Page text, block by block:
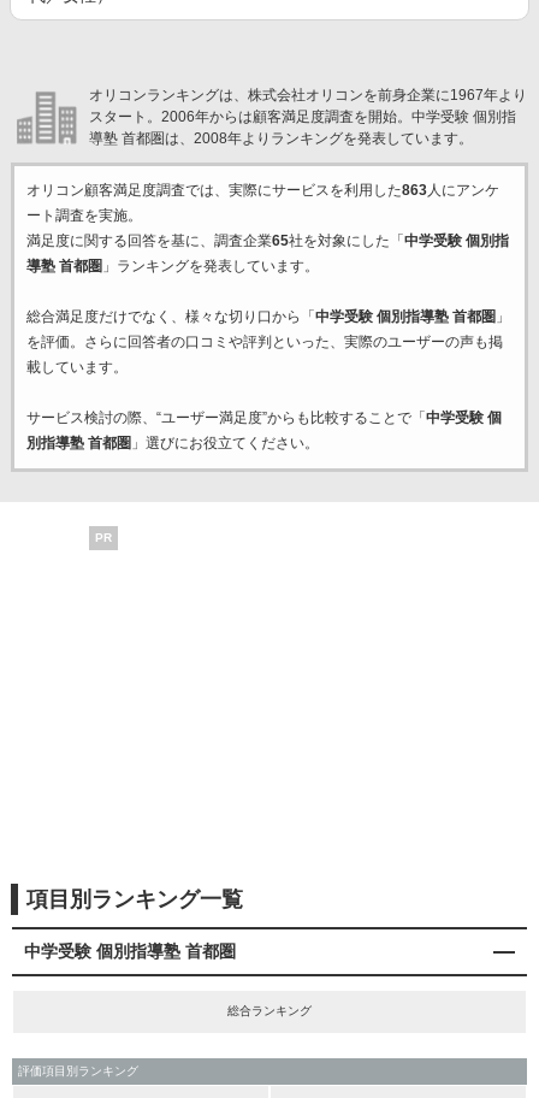
オリコンランキングは、株式会社オリコンを前身企業に1967年より
スタート。2006年からは顧客満足度調査を開始。中学受験 個別指
導塾 首都圏は、2008年よりランキングを発表しています。
オリコン顧客満足度調査では、実際にサービスを利用した863人にアンケ
ート調査を実施。
満足度に関する回答を基に、調査企業65社を対象にした「 中学受験 個別指
導塾 首都圏 」ランキングを発表しています。
総合満足度だけでなく、様々な切り口から「 中学受験 個別指導塾 首都圏 」
を評価。さらに回答者の口コミや評判といった、実際のユーザーの声も掲
載しています。
サービス検討の際、“ユーザー満足度”からも比較することで「 中学受験 個
別指導塾 首都圏 」選びにお役立てください。
PR
項目別ランキング一覧
中学受験 個別指導塾 首都圏
総合ランキング
評価項目別ランキング